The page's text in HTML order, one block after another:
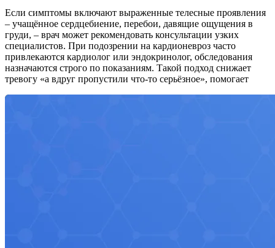
Если симптомы включают выраженные телесные проявления
– учащённое сердцебиение, перебои, давящие ощущения в
груди, – врач может рекомендовать консультации узких
специалистов. При подозрении на кардионевроз часто
привлекаются кардиолог или эндокринолог, обследования
назначаются строго по показаниям. Такой подход снижает
тревогу «а вдруг пропустили что-то серьёзное», помогает